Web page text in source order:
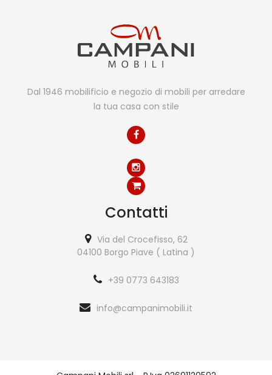
Dal 1946 mobilificio e negozio di mobili per arredare
la tua casa con stile
Contatti
Via del Crocefisso, 62
04100 Borgo Piave ( Latina )
+39 0773 643183
info@campanimobili.it